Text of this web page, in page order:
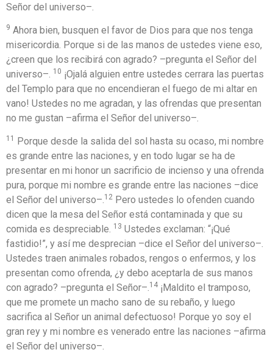
Señor del universo–.
9 Ahora bien, busquen el favor de Dios para que nos tenga
misericordia. Porque si de las manos de ustedes viene eso,
¿creen que los recibirá con agrado? –pregunta el Señor del
universo–. 10 ¡Ojalá alguien entre ustedes cerrara las puertas
del Templo para que no encendieran el fuego de mi altar en
vano! Ustedes no me agradan, y las ofrendas que presentan
no me gustan –afirma el Señor del universo–.
11
Porque desde la salida del sol hasta su ocaso, mi nombre
es grande entre las naciones, y en todo lugar se ha de
presentar en mi honor un sacrificio de incienso y una ofrenda
pura, porque mi nombre es grande entre las naciones –dice
el Señor del universo–.12 Pero ustedes lo ofenden cuando
dicen que la mesa del Señor está contaminada y que su
comida es despreciable. 13 Ustedes exclaman: “¡Qué
fastidio!”, y así me desprecian –dice el Señor del universo–.
Ustedes traen animales robados, rengos o enfermos, y los
presentan como ofrenda, ¿y debo aceptarla de sus manos
con agrado? –pregunta el Señor–.14 ¡Maldito el tramposo,
que me promete un macho sano de su rebaño, y luego
sacrifica al Señor un animal defectuoso! Porque yo soy el
gran rey y mi nombre es venerado entre las naciones –afirma
el Señor del universo–.